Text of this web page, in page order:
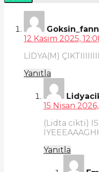
Goksin_fann
12 Kasım 2025,
LİDYA(M)
Yanıtla
15 Nisan
(Lidta cikti)
Yanıtla